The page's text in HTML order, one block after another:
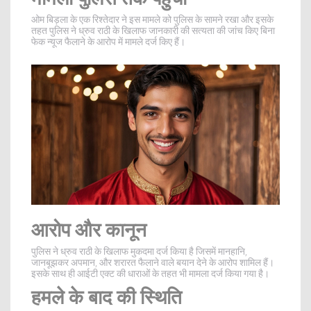
ओम बिड़ला के एक रिश्तेदार ने इस मामले को पुलिस के सामने रखा और इसके
तहत पुलिस ने ध्रुव राठी के खिलाफ जानकारी की सत्यता की जांच किए बिना
फेक न्‍यूज फैलाने के आरोप में मामले दर्ज किए हैं।
आरोप और कानून
पुलिस ने ध्रुव राठी के खिलाफ मुकदमा दर्ज किया है जिसमें मानहानि,
जानबूझकर अपमान, और शरारत फैलाने वाले बयान देने के आरोप शामिल हैं।
इसके साथ ही आईटी एक्ट की धाराओं के तहत भी मामला दर्ज किया गया है।
हमले के बाद की स्थिति